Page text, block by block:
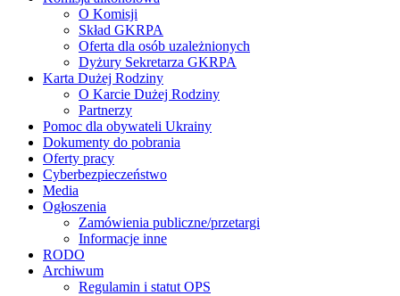
O Komisji
Skład GKRPA
Oferta dla osób uzależnionych
Dyżury Sekretarza GKRPA
Karta Dużej Rodziny
O Karcie Dużej Rodziny
Partnerzy
Pomoc dla obywateli Ukrainy
Dokumenty do pobrania
Oferty pracy
Cyberbezpieczeństwo
Media
Ogłoszenia
Zamówienia publiczne/przetargi
Informacje inne
RODO
Archiwum
Regulamin i statut OPS